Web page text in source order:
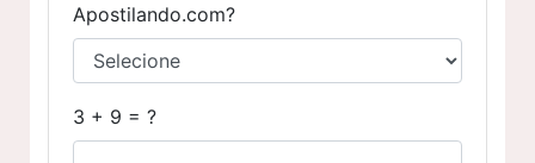
Apostilando.com?
3 + 9 = ?